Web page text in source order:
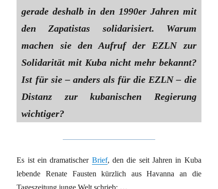
gerade deshalb in den 1990er Jahren mit
den Zapatistas solidarisiert. Warum
machen sie den Aufruf der EZLN zur
Solidarität mit Kuba nicht mehr bekannt?
Ist für sie – anders als für die EZLN – die
Distanz zur kubanischen Regierung
wichtiger?
Es ist ein dramatischer Brief, den die seit Jahren in Kuba
lebende Renate Fausten kürzlich aus Havanna an die
Tageszeitung junge Welt schrieb: …